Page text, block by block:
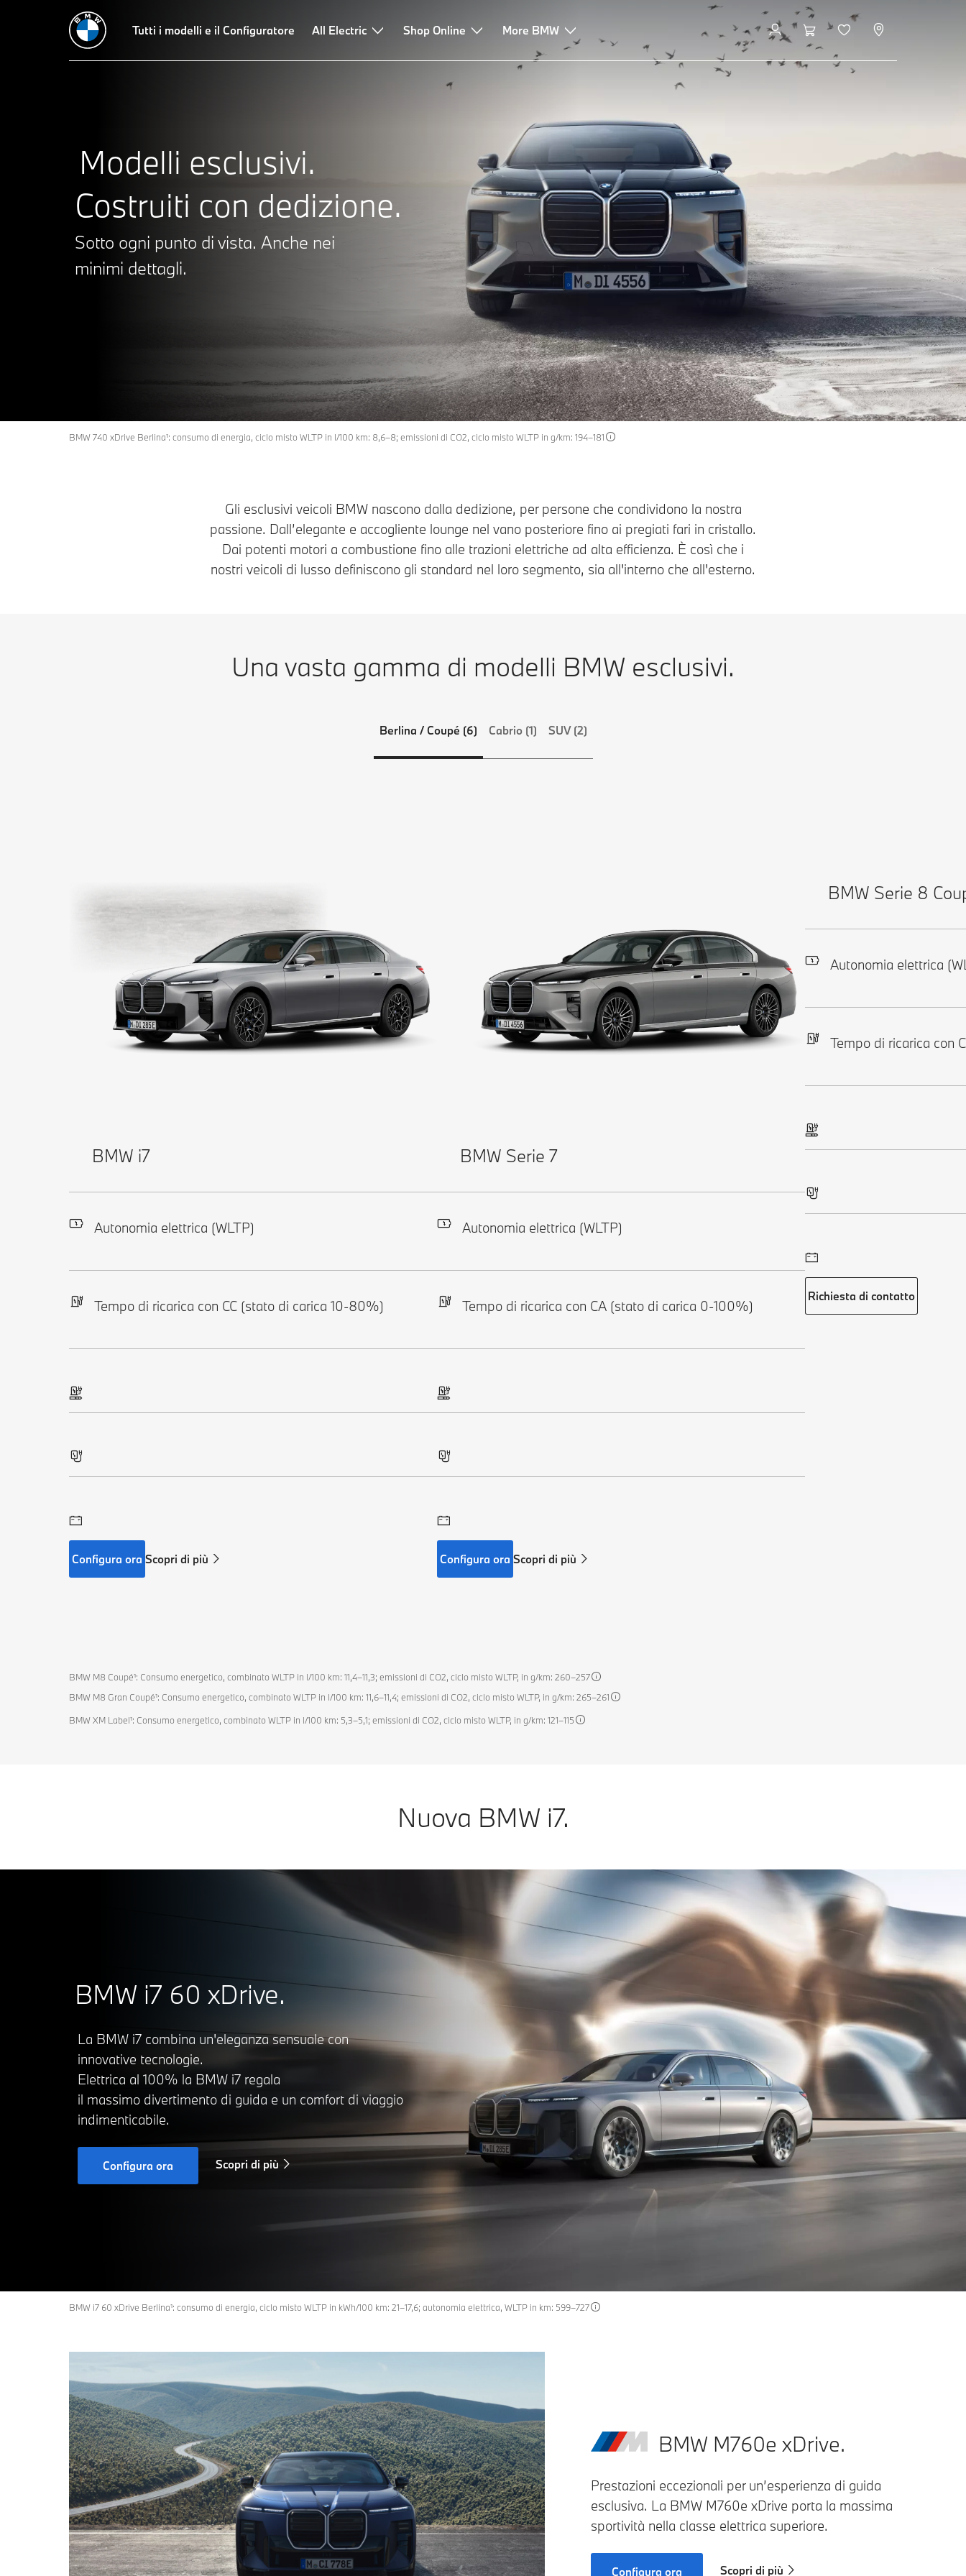
Tutti i modelli e il Configuratore All Electric Shop Online More BMW
Modelli esclusivi.
Costruiti con dedizione.
Sotto ogni punto di vista. Anche nei
minimi dettagli.
BMW 740 xDrive Berlina¹: consumo di energia, ciclo misto WLTP in l/100 km: 8,6–8; emissioni di CO2, ciclo misto WLTP in g/km: 194–181
Gli esclusivi veicoli BMW nascono dalla dedizione, per persone che condividono la nostra
passione. Dall’elegante e accogliente lounge nel vano posteriore fino ai pregiati fari in cristallo.
Dai potenti motori a combustione fino alle trazioni elettriche ad alta efficienza. È così che i
nostri veicoli di lusso definiscono gli standard nel loro segmento, sia all'interno che all'esterno.
The 7 The 8 The M8 The X7 The XM Label
Una vasta gamma di modelli BMW esclusivi.
Berlina / Coupé (6) Cabrio (1) SUV (2)
BMW i7
Autonomia elettrica (WLTP)
Tempo di ricarica con CC (stato di carica 10-80%)
Configura ora Scopri di più
BMW Serie 7
Autonomia elettrica (WLTP)
Tempo di ricarica con CA (stato di carica 0-100%)
Configura ora Scopri di più
BMW Serie 8
Autonomia elettrica
Tempo di ricarica con
Richiesta di contatto
BMW M8 Coupé¹: Consumo energetico, combinato WLTP in l/100 km: 11,4–11,3; emissioni di CO2, ciclo misto WLTP, in g/km: 260–257
BMW M8 Gran Coupé¹: Consumo energetico, combinato WLTP in l/100 km: 11,6–11,4; emissioni di CO2, ciclo misto WLTP, in g/km: 265–261
BMW XM Label¹: Consumo energetico, combinato WLTP in l/100 km: 5,3–5,1; emissioni di CO2, ciclo misto WLTP, in g/km: 121–115
Nuova BMW i7.
BMW i7 60 xDrive.
La BMW i7 combina un'eleganza sensuale con
innovative tecnologie.
Elettrica al 100% la BMW i7 regala
il massimo divertimento di guida e un comfort di viaggio
indimenticabile.
Configura ora Scopri di più
BMW i7 60 xDrive Berlina¹: consumo di energia, ciclo misto WLTP in kWh/100 km: 21–17,6; autonomia elettrica, WLTP in km: 599–727
BMW M760e xDrive.
Prestazioni eccezionali per un’esperienza di guida
esclusiva. La BMW M760e xDrive porta la massima
sportività nella classe elettrica superiore.
Configura ora Scopri di più